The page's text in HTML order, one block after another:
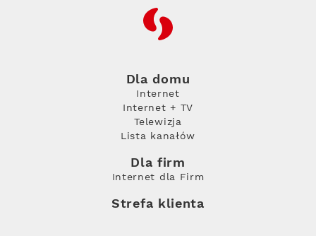
RFC
Dla domu
Internet
Internet + TV
Telewizja
Lista kanałów
Dla firm
Internet dla Firm
Strefa klienta